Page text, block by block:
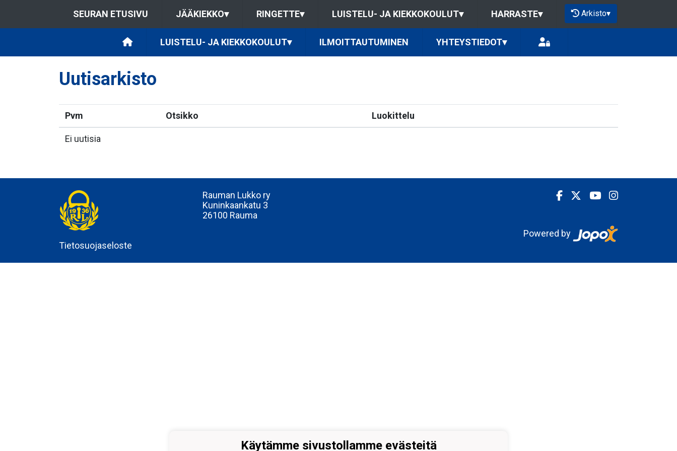
SEURAN ETUSIVU JÄÄKIEKKO▾ RINGETTE▾ LUISTELU- JA KIEKKOKOULUT▾ HARRASTE▾ Arkisto▾
LUISTELU- JA KIEKKOKOULUT▾ ILMOITTAUTUMINEN YHTEYSTIEDOT▾
Uutisarkisto
Pvm Otsikko Luokittelu
Ei uutisia
Tietosuojaseloste
Rauman Lukko ry
Kuninkaankatu 3
26100 Rauma
Powered by
Käytämme sivustollamme evästeitä